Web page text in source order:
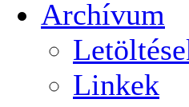
Archívum
Linkek